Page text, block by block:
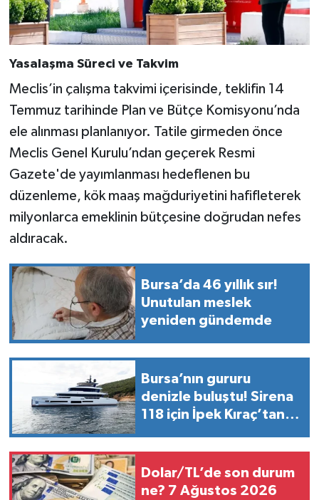
Yasalaşma Süreci ve Takvim
Meclis’in çalışma takvimi içerisinde, teklifin 14
Temmuz tarihinde Plan ve Bütçe Komisyonu’nda
ele alınması planlanıyor. Tatile girmeden önce
Meclis Genel Kurulu’ndan geçerek Resmi
Gazete'de yayımlanması hedeflenen bu
düzenleme, kök maaş mağduriyetini hafifleterek
milyonlarca emeklinin bütçesine doğrudan nefes
aldıracak.
Bursa’da 46 yıllık sır!
Unutulan meslek
yeniden gündemde
Bursa’nın gururu
denizle buluştu! Sirena
118 için İpek Kıraç’tan
paylaşım...
Dolar/TL’de son durum
ne? 7 Ağustos 2026